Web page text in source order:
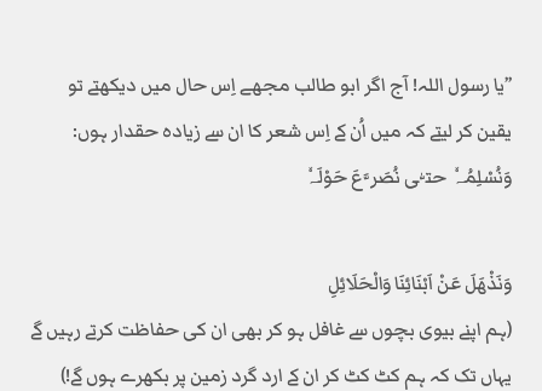
’’یا رسول اللہ! آج اگر ابو طالب مجھے اِس حال میں دیکھتے تو
یقین کر لیتے کہ میں اُن کے اِس شعر کا ان سے زیادہ حقدار ہوں:
وَنُسْلِمُہٗ حتّٰی نُصَرَّعَ حَوْلَہٗ
وَنَذْھَلَ عَنْ اَبْنَائِنَا وَالْحَلَائِلِ
(ہم اپنے بیوی بچوں سے غافل ہو کر بھی ان کی حفاظت کرتے رہیں گے
یہاں تک کہ ہم کٹ کٹ کر ان کے ارد گرد زمین پر بکھرے ہوں گے!)